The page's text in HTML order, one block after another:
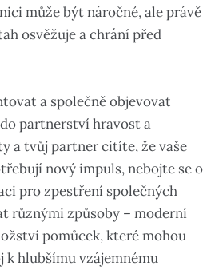
může být náročné, ale právě
osvěžuje a chrání před
a společně objevovat
partnerství hravost a
a tvůj partner cítíte, že vaše
nový impuls, nebojte se o
pro zpestření společných
různými způsoby – moderní
pomůcek, které mohou
k hlubšímu vzájemnému